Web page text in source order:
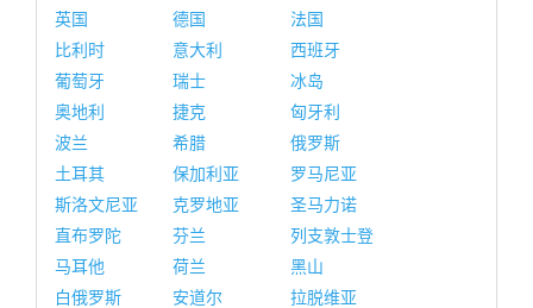
英国 德国
法国
比利时
意大利
西班牙
葡萄牙
瑞士
冰岛
奥地利
捷克
匈牙利
波兰
希腊
俄罗斯
土耳其
保加利亚
罗马尼亚
斯洛文尼亚
克罗地亚
圣马力诺
直布罗陀
芬兰
列支敦士登
马耳他
荷兰
黑山
白俄罗斯
安道尔
拉脱维亚